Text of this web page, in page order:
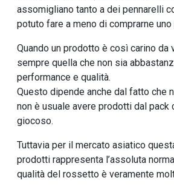
assomigliano tanto a dei pennarelli
potuto fare a meno di comprarne uno
Quando un prodotto è così carino da
sempre quella che non sia
performance e qualità.
Questo dipende anche dal fatto che
non è usuale avere prodotti dal pack
giocoso.
Tuttavia per il mercato asiatico
prodotti rappresenta l’assoluta
qualità del rossetto è veramente